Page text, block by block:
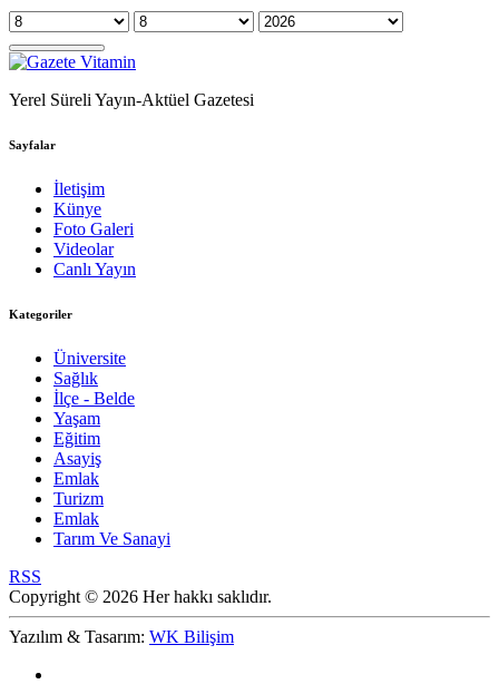
Yerel Süreli Yayın-Aktüel Gazetesi
Sayfalar
İletişim
Künye
Foto Galeri
Videolar
Canlı Yayın
Kategoriler
Üniversite
Sağlık
İlçe - Belde
Yaşam
Eğitim
Asayiş
Emlak
Turizm
Emlak
Tarım Ve Sanayi
RSS
Copyright © 2026 Her hakkı saklıdır.
Yazılım & Tasarım: WK Bilişim